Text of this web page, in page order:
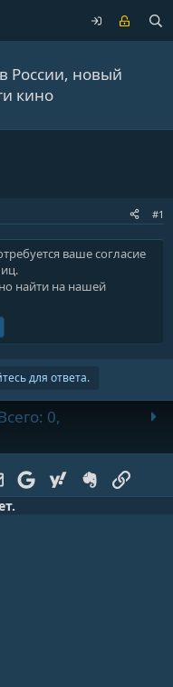
России, новый
кино
#1
ваше согласие
найти на нашей
для ответа.
0,
Электронная почта
GoogleYahoo Evernote